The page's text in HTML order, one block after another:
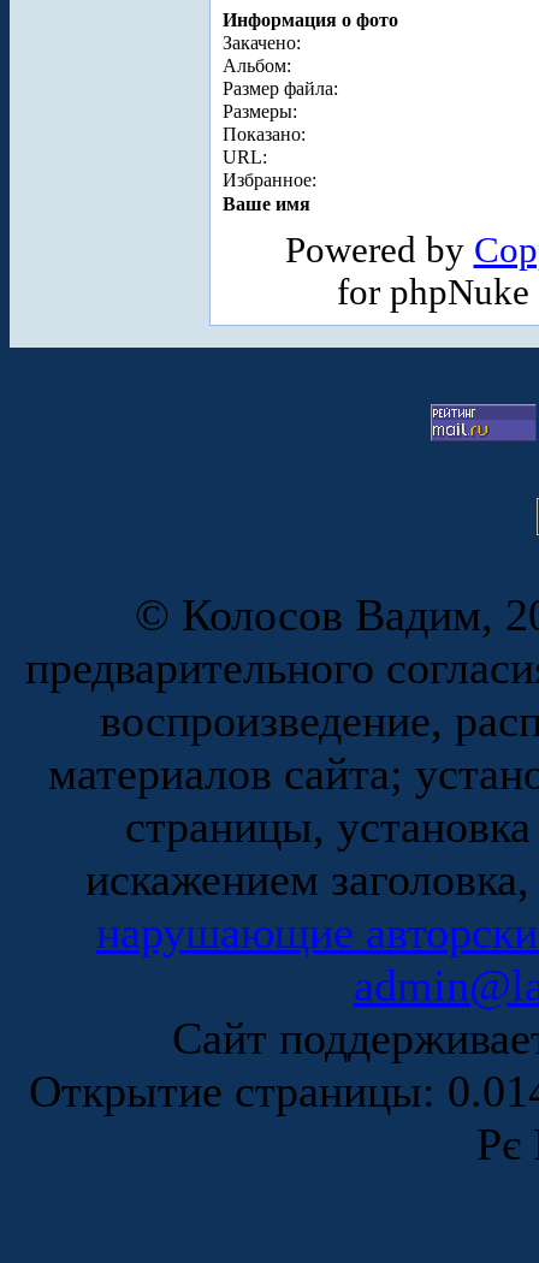
Информация о фото
Закачено:
Альбом:
Размер файла:
Размеры:
Показано:
URL:
Избранное:
Ваше имя
Powered by
for
© Колосов Вадим,
предварительного
воспроизведение,
материалов сайта;
страницы,
искажением
нарушающие
Сайт
Открытие страницы:
Рє